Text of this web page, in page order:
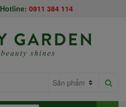
Hotline: 0911 384 114